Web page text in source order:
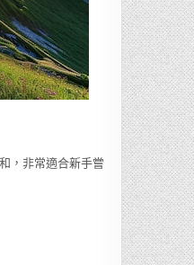
，非常適合新手嘗